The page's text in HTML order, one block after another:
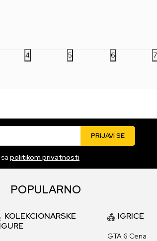
4 5 6 7
PRIJAVI SE
politikom privatnosti
POPULARNO
KOLEKCIONARSKE
IGRICE
GTA 6 Cena